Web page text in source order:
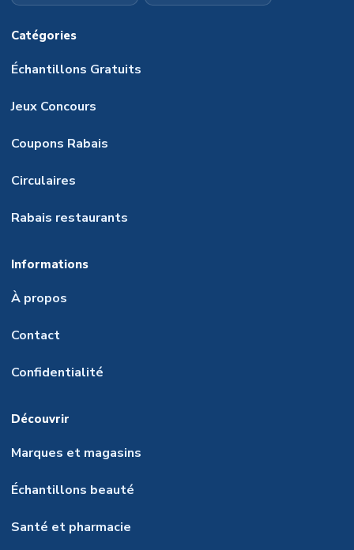
Catégories
Échantillons Gratuits
Jeux Concours
Coupons Rabais
Circulaires
Rabais restaurants
Informations
À propos
Contact
Confidentialité
Découvrir
Marques et magasins
Échantillons beauté
Santé et pharmacie